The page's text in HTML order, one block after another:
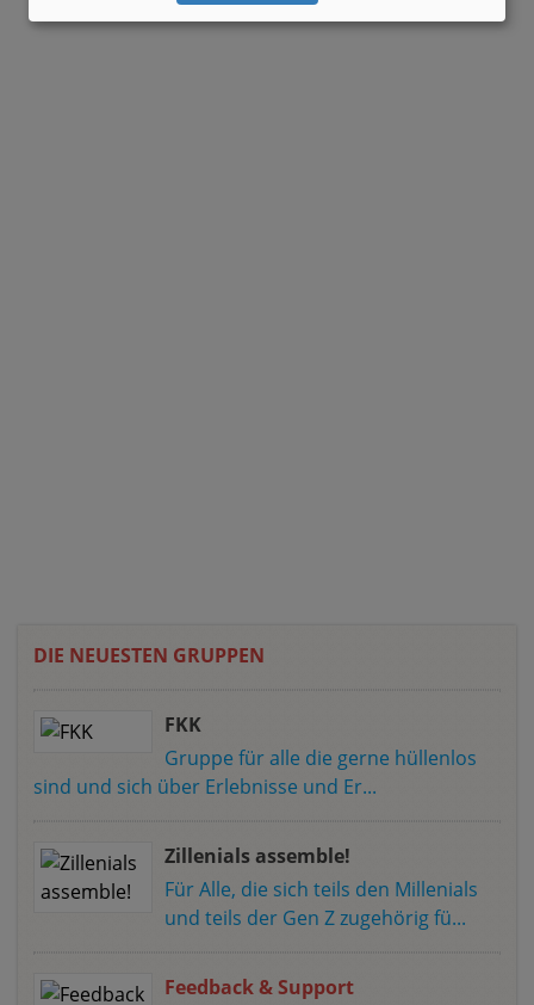
DIE NEUESTEN GRUPPEN
FKK
Gruppe für alle die gerne hüllenlos
sind und sich über Erlebnisse und Er...
Zillenials assemble!
Für Alle, die sich teils den Millenials
und teils der Gen Z zugehörig fü...
Feedback & Support